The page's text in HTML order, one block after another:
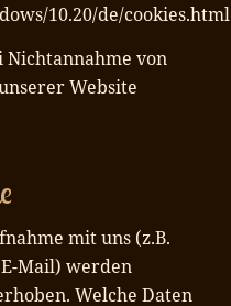
10.20/de/cookies.html
Nichtannahme von
Website
mit uns (z.B.
Mail) werden
Welche Daten